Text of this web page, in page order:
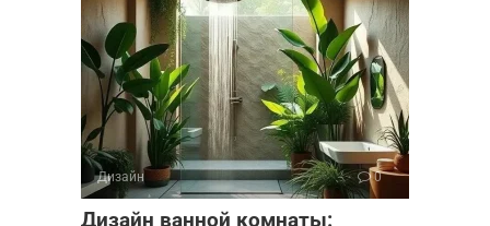
Дизайн 0
Дизайн ванной комнаты: